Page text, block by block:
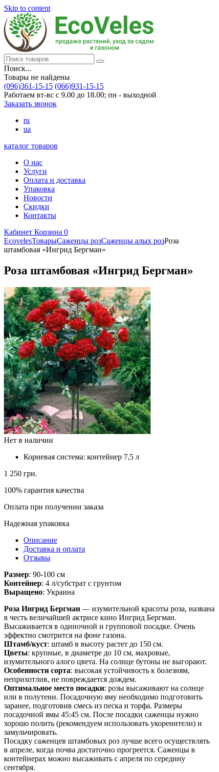
Skip to content
Поиск...
Товары не найдены
(096)361-15-15 (066)931-15-15
Работаем вт-вс с 9.00 до 18.00; пн - выходной
Заказать звонок
ru
ua
каталог товаров
О нас
Услуги
Оплата и доставка
Упаковка
Новости
Скидки
Контакты
Кабинет Корзина 0
EcovelesТоварыСаженцы розСаженцы алых розРоза
штамбовая «Ингрид Бергман»
Роза штамбовая «Ингрид Бергман»
Нет в наличии
Корневая система: контейнер 7,5 л
1 250 грн.
100% гарантия качества
Оплата при получении заказа
Надежная упаковка
Описание
Доставка и оплата
Отзывы
Размер: 90-100 см
Контейнер: 4 л/субстрат с грунтом
Выращено: Украина
Роза Ингрид Бергман — изумительной красоты роза, названа
в честь величайшей актрисе кино Ингрид Бергман.
Высаживается в одиночной и групповой посадке. Очень
эффектно смотрится на фоне газона.
Штамб/куст: штамб в высоту растет до 150 см.
Цветы: крупные, в диаметре до 10 см, махровые,
изумительного алого цвета. На солнце бутоны не выгорают.
Особенности сорта: высокая устойчивость к болезням,
неприхотлив, не повреждается дождем.
Оптимальное место посадки: розы высаживают на солнце
или в полутени. Посадочную яму необходимо подготовить
заранее, подготовив смесь из песка и торфа. Размеры
посадочной ямы 45:45 см. После посадки саженцы нужно
хорошо полить (рекомендуем использовать укоренители) и
замульчировать.
Посадку саженцев штамбовых роз лучше всего осуществлять
в апреле, когда почва достаточно прогреется. Саженцы в
контейнерах можно высаживать с апреля по середину
сентября.